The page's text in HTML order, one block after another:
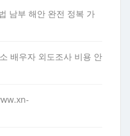
남부 해안 완전 정복 가
배우자 외도조사 비용 안